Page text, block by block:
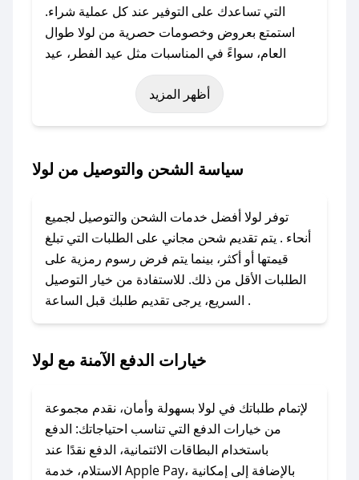
التي تساعدك على التوفير عند كل عملية شراء.
استمتع بعروض وخصومات حصرية من لولا طوال
العام، سواءً في المناسبات مثل عيد الفطر، عيد
الأضحى، الجمعة البيضاء (شهر نوفمبر)، رمضان،
اليوم الوطني، يوم التأسيس، أو حتى عروض خاصة
باستخدام تطبيق صحصح، يمكنك العثور بسهولة على
معنا عبر تويتر أو البريد الإلكتروني لإضافته بسرعة.
### كيفية استخدام كود خصم لولا؟
1. انسخ كود الخصم من تطبيق صحصح.
2. الصقه في خانة الدفع عند التسوق من لولا.
لا تقلق! يمكنك التواصل مع فريق دعم صحصح عبر
وسنقوم بحل المشكلة في أسرع وقت ممكن.
### ماذا أفعل إذا لم أجد كود خصم لمتجري
المفضل؟
أظهر المزيد
سياسة الشحن والتوصيل من لولا
توفر لولا أفضل خدمات الشحن والتوصيل لجميع
أنحاء . يتم تقديم شحن مجاني على الطلبات التي تبلغ
قيمتها أو أكثر، بينما يتم فرض رسوم رمزية على
الطلبات الأقل من ذلك. للاستفادة من خيار التوصيل
السريع، يرجى تقديم طلبك قبل الساعة .
خيارات الدفع الآمنة مع لولا
لإتمام طلباتك في لولا بسهولة وأمان، نقدم مجموعة
من خيارات الدفع التي تناسب احتياجاتك: الدفع
باستخدام البطاقات الائتمانية، الدفع نقدًا عند
الاستلام، خدمة Apple Pay، بالإضافة إلى إمكانية